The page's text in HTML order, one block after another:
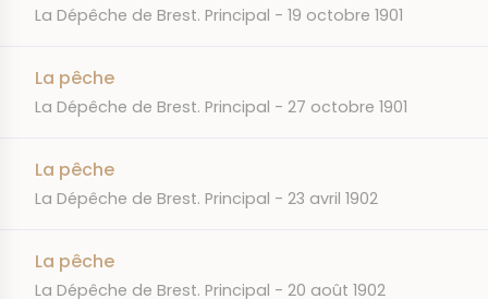
JOURNAL
La Dépêche de Brest. Principal DATE
19 octobre 1901
La pêche
JOURNAL
La Dépêche de Brest. Principal DATE
27 octobre 1901
La pêche
JOURNAL
La Dépêche de Brest. Principal DATE
23 avril 1902
La pêche
JOURNAL
La Dépêche de Brest. Principal DATE
20 août 1902